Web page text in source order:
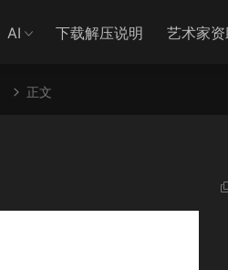
AI 下载解压说明 艺术家
正文